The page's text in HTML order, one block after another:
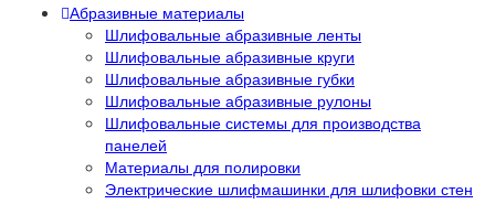
Абразивные материалы
Шлифовальные абразивные ленты
Шлифовальные абразивные круги
Шлифовальные абразивные губки
Шлифовальные абразивные рулоны
Шлифовальные системы для производства
панелей
Материалы для полировки
Электрические шлифмашинки для шлифовки стен